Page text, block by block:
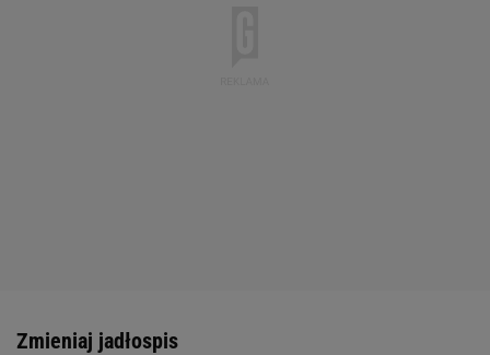
Zmieniaj jadłospis